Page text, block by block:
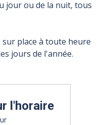
jour ou de la nuit, tous
place à toute heure
jours de l'année.
l'horaire